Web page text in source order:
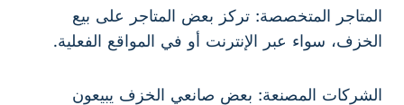
المتاجر المتخصصة: تركز بعض المتاجر على بيع
الخزف، سواء عبر الإنترنت أو في المواقع الفعلية.
الشركات المصنعة: بعض صانعي الخزف يبيعون